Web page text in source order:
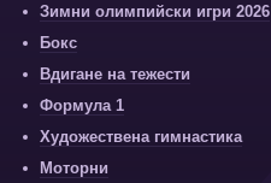
Зимни олимпийски игри 2026
Бокс
Вдигане на тежести
Формула 1
Художествена гимнастика
Моторни